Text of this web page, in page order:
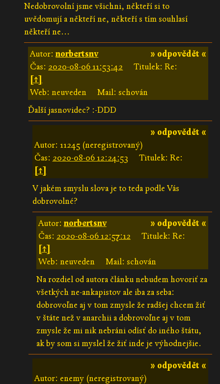
Nedobrovolní jsme všichni, někteří si to
uvědomují a někteří ne, někteří s tím souhlasí
někteří ne...
» odpovědět «
Autor:norbertsnv
Čas: 2020-08-06 11:53:42
Titulek: Re:
[↑]
Web: neuveden
Mail: schován
Ďalší jasnovidec? :-DDD
» odpovědět «
Autor: 11245 (neregistrovaný)
Čas: 2020-08-06 12:24:53
Titulek: Re:
[↑]
V jakém smyslu slova je to teda podle Vás
dobrovolné?
» odpovědět «
Autor:norbertsnv
Čas: 2020-08-06 12:57:12
Titulek: Re:
[↑]
Web: neuveden
Mail: schován
Na rozdiel od autora článku nebudem hovoriť za
všetkých ne-ankapistov ale iba za seba:
dobrovoľne aj v tom zmysle že radšej chcem žiť
v štáte než v anarchii a dobrovoľne aj v tom
zmysle že mi nik nebráni odísť do iného štátu,
ak by som si myslel že žiť inde je výhodnejšie.
» odpovědět «
Autor: enemy (neregistrovaný)